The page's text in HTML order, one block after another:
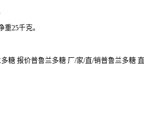
25千克。
报价普鲁兰多糖 厂/家/直/销普鲁兰多糖